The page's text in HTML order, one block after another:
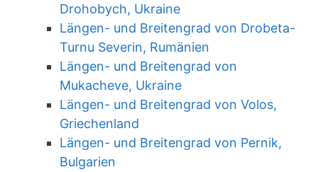
Drohobych, Ukraine
Längen- und Breitengrad von Drobeta-
Turnu Severin, Rumänien
Längen- und Breitengrad von
Mukacheve, Ukraine
Längen- und Breitengrad von Volos,
Griechenland
Längen- und Breitengrad von Pernik,
Bulgarien